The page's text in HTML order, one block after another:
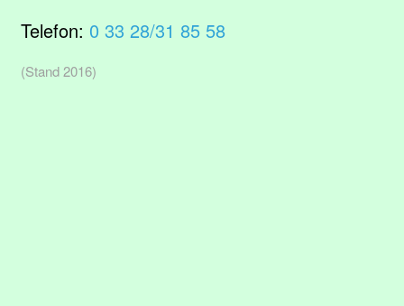
Telefon: 0 33 28/31 85 58
(Stand 2016)